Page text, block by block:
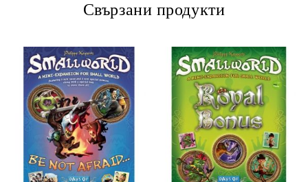
Свързани продукти